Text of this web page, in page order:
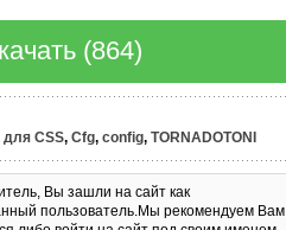
(864)
для CSS, Cfg, config, TORNADOTONI
Вы зашли на сайт как
пользователь.Мы рекомендуем Вам